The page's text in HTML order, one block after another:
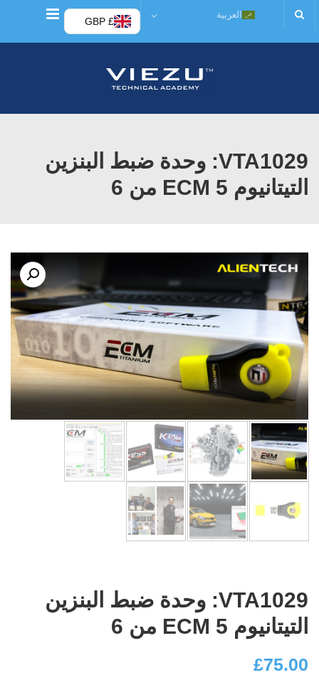
قائمة £ GBP
العربية
VTA1029: وحدة ضبط البنزين
التيتانيوم ECM 5 من 6
VTA1029: وحدة ضبط البنزين
التيتانيوم ECM 5 من 6
£75.00